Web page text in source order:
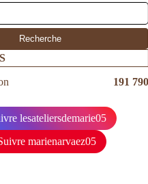
191 790
lesateliersdemarie05
marienarvaez05